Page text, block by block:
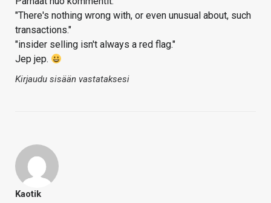
"There's nothing wrong with, or even unusual about, such
transactions."
"insider selling isn't always a red flag."
Jep jep.
Kirjaudu sisään vastataksesi
Kaotik